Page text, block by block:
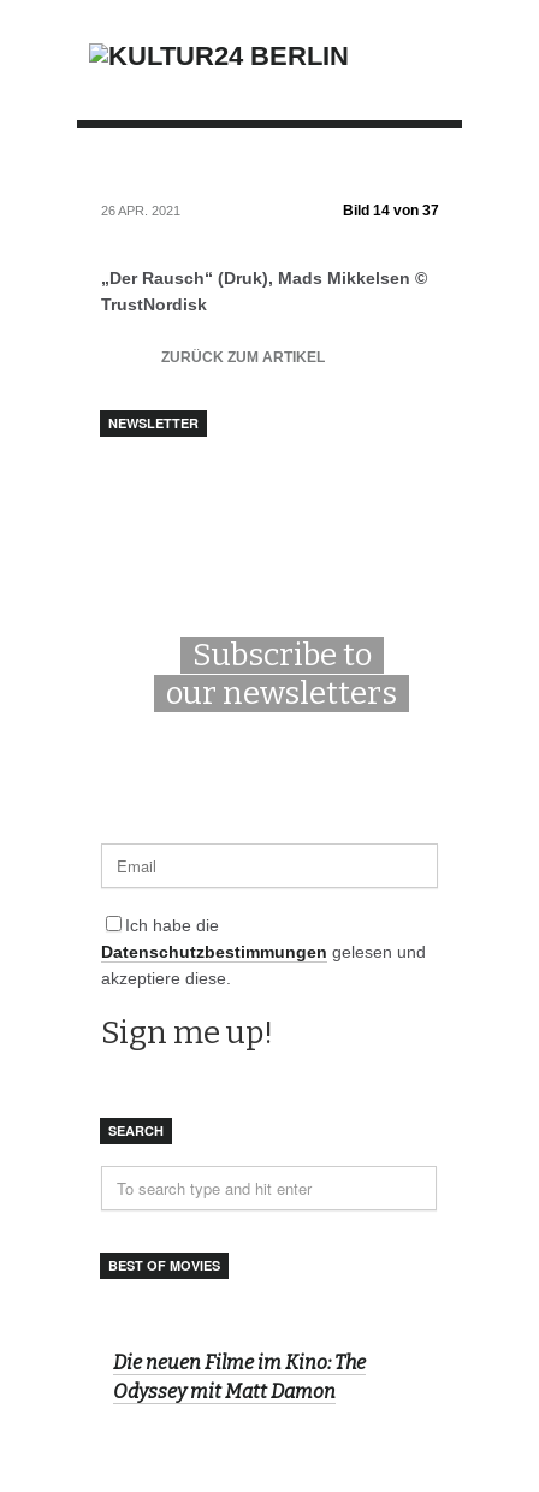
26 APR. 2021 Bild 14 von 37
„Der Rausch“ (Druk), Mads Mikkelsen ©
TrustNordisk
ZURÜCK ZUM ARTIKEL
NEWSLETTER
Subscribe to
our newsletters
Ich habe die
Datenschutzbestimmungen gelesen und
akzeptiere diese.
SEARCH
BEST OF MOVIES
Die neuen Filme im Kino: The
Odyssey mit Matt Damon